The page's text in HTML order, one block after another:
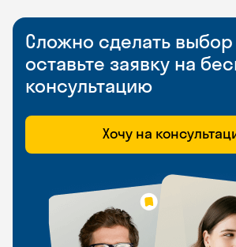
Сложно сделать
оставьте заявку на
консультацию
Хочу на